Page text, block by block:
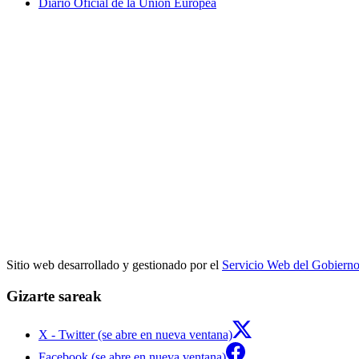
Diario Oficial de la Unión Europea
Sitio web desarrollado y gestionado por el Servicio Web del
Gizarte sareak
X - Twitter (se abre en nueva ventana)